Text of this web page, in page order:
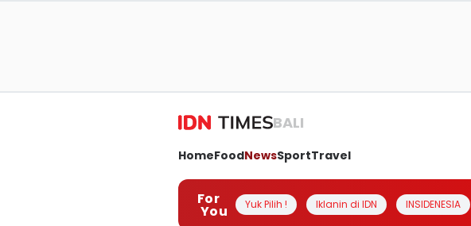
BALI
HomeFoodNewsSportTravel
For
You Yuk Pilih ! Iklanin di IDN INSIDENESIA